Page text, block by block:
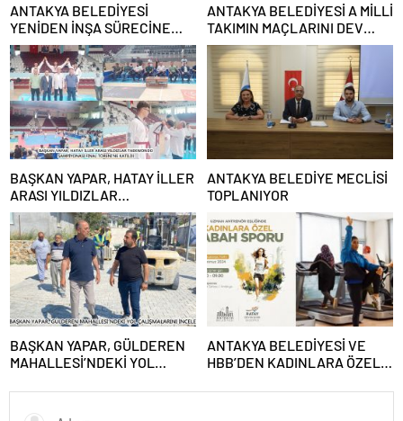
ANTAKYA BELEDİYESİ
YENİDEN İNŞA SÜRECİNE
DESTEK VERECEK
ANTAKYA BELEDİYESİ A MİLLİ
TAKIMIN MAÇLARINI DEV
EKRANDAN YAYINLAYACAK
BAŞKAN YAPAR, HATAY İLLER
ARASI YILDIZLAR
TAEKWONDO ŞAMPİYONASI
FİNAL TÖRENİ’NE KATILDI
ANTAKYA BELEDİYE MECLİSİ
TOPLANIYOR
BAŞKAN YAPAR, GÜLDEREN
MAHALLESİ’NDEKİ YOL
ANTAKYA BELEDİYESİ VE
HBB’DEN KADINLARA ÖZEL